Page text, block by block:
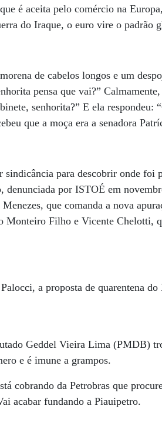
é aceita pelo comércio na
do Iraque, o euro vire o padrão
de cabelos longos e um
pensa que vai?”
senhorita?” E ela respondeu:
que a moça era a senadora
para descobrir onde foi
denunciada por ISTOÉ em
que comanda a nova
Filho e Vicente Chelotti,
a proposta de quarentena
Geddel Vieira Lima (PMDB)
e é imune a grampos.
cobrando da Petrobras que
acabar fundando a Piauipetro.